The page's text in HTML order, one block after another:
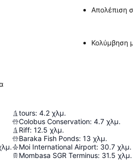
Απολέπιση
Κολύμβηση
tours: 4.2 χλμ.
Colobus Conservation: 4.7 χλμ.
Riff: 12.5 χλμ.
Baraka Fish Ponds: 13 χλμ.
Moi International Airport: 30.7 χλμ.
Mombasa SGR Terminus: 31.5 χλμ.